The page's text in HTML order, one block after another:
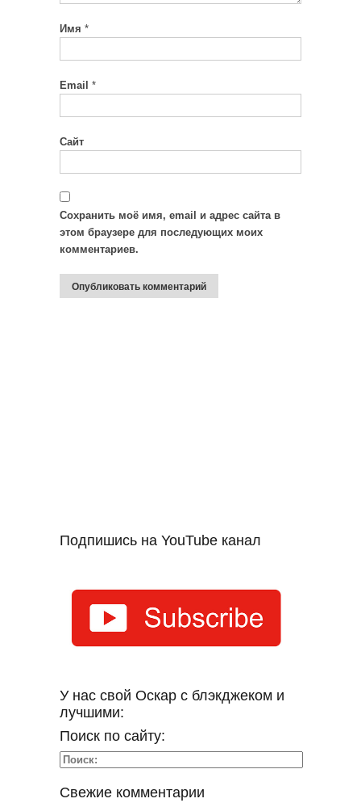
Имя *
Email *
Сайт
Сохранить моё имя, email и адрес сайта в
этом браузере для последующих моих
комментариев.
Подпишись на YouTube канал
У нас свой Оскар с блэкджеком и
лучшими:
Поиск по сайту:
Свежие комментарии